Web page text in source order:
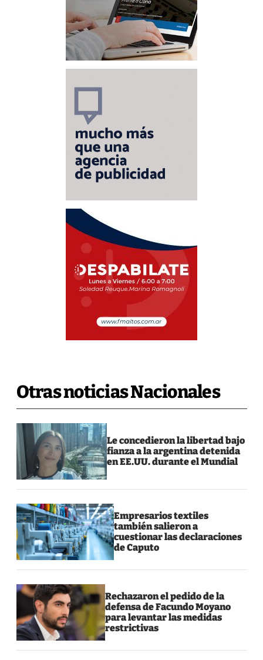
Otras noticias Nacionales
Le concedieron la libertad bajo
fianza a la argentina detenida
en EE.UU. durante el Mundial
Empresarios textiles
también salieron a
cuestionar las declaraciones
de Caputo
Rechazaron el pedido de la
defensa de Facundo Moyano
para levantar las medidas
restrictivas